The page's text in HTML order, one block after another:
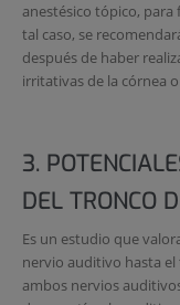
anestésico tópico,
tal caso, se
después de haber
irritativas de la córnea
3.
DEL TRONCO
Es un estudio que
nervio auditivo hasta el
ambos nervios